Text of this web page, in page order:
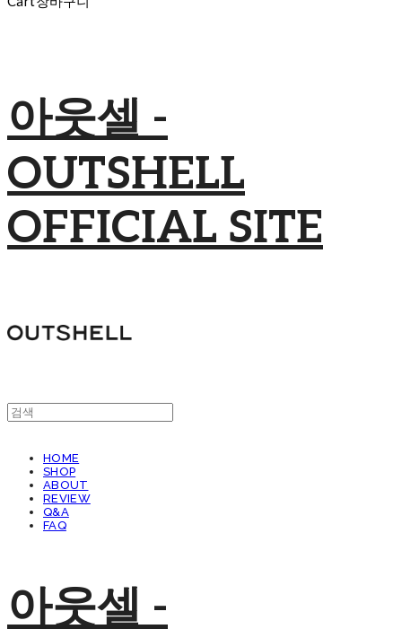
아웃셀 -
OUTSHELL
OFFICIAL SITE
HOME
SHOP
ABOUT
REVIEW
Q&A
FAQ
아웃셀 -